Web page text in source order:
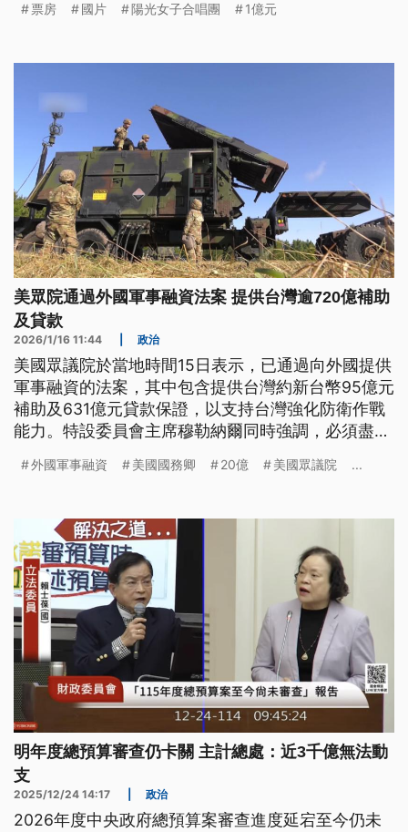
票房 國片 陽光女子合唱團 1億元
美眾院通過外國軍事融資法案 提供台灣逾720億補助
及貸款
2026/1/16 11:44 政治
美國眾議院於當地時間15日表示，已通過向外國提供
軍事融資的法案，其中包含提供台灣約新台幣95億元
補助及631億元貸款保證，以支持台灣強化防衛作戰
能力。特設委員會主席穆勒納爾同時強調，必須盡快
外國軍事融資 美國國務卿 20億 美國眾議院 ...
明年度總預算審查仍卡關 主計總處：近3千億無法動
支
2025/12/24 14:17 政治
2026年度中央政府總預算案審查進度延宕至今仍未